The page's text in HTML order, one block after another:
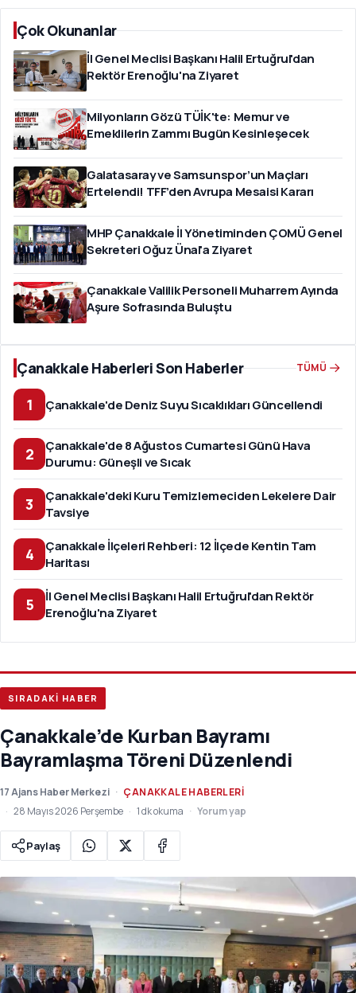
Çok Okunanlar
İl Genel Meclisi Başkanı Halil Ertuğrul'dan
Rektör Erenoğlu'na Ziyaret
Milyonların Gözü TÜİK'te: Memur ve
Emeklilerin Zammı Bugün Kesinleşecek
Galatasaray ve Samsunspor’un Maçları
Ertelendi! TFF’den Avrupa Mesaisi Kararı
MHP Çanakkale İl Yönetiminden ÇOMÜ Genel
Sekreteri Oğuz Ünal'a Ziyaret
Çanakkale Valilik Personeli Muharrem Ayında
Aşure Sofrasında Buluştu
Çanakkale Haberleri Son Haberler TÜMÜ
1 Çanakkale'de Deniz Suyu Sıcaklıkları Güncellendi
2
Çanakkale'de 8 Ağustos Cumartesi Günü Hava
Durumu: Güneşli ve Sıcak
3
Çanakkale'deki Kuru Temizlemeciden Lekelere Dair
Tavsiye
4
Çanakkale İlçeleri Rehberi: 12 İlçede Kentin Tam
Haritası
5
İl Genel Meclisi Başkanı Halil Ertuğrul'dan Rektör
Erenoğlu'na Ziyaret
SIRADAKİ HABER
Çanakkale’de Kurban Bayramı
Bayramlaşma Töreni Düzenlendi
17 Ajans Haber Merkezi
ÇANAKKALE HABERLERI
28 Mayıs 2026 Perşembe
1 dk okuma Yorum yap
Paylaş